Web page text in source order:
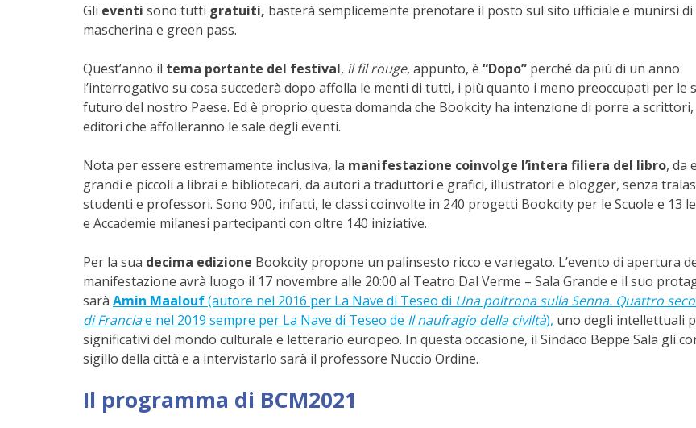
Gli eventi sono tutti gratuiti, basterà semplicemente prenotare il posto sul sito ufficiale e munirsi di
mascherina e green pass.
Quest’anno il tema portante del festival, il fil rouge, appunto, è “Dopo” perché da più di un anno
l’interrogativo su cosa succederà dopo affolla le menti di tutti, i più quanto i meno preoccupati per le
futuro del nostro Paese. Ed è proprio questa domanda che Bookcity ha intenzione di porre a
editori che affolleranno le sale degli eventi.
Nota per essere estremamente inclusiva, la manifestazione coinvolge l’intera filiera del libro, da
grandi e piccoli a librai e bibliotecari, da autori a traduttori e grafici, illustratori e blogger, senza
studenti e professori. Sono 900, infatti, le classi coinvolte in 240 progetti Bookcity per le Scuole e 13
e Accademie milanesi partecipanti con oltre 140 iniziative.
Per la sua decima edizione Bookcity propone un palinsesto ricco e variegato. L’evento di apertura
manifestazione avrà luogo il 17 novembre alle 20:00 al Teatro Dal Verme – Sala Grande e il suo
sarà Amin Maalouf(autore nel 2016 per La Nave di Teseo di Una poltrona sulla Senna. Quattro
di Franciae nel 2019 sempre per La Nave di Teseo de Il naufragio della civiltà), uno degli intellettuali
significativi del mondo culturale e letterario europeo. In questa occasione, il Sindaco Beppe Sala gli
sigillo della città e a intervistarlo sarà il professore Nuccio Ordine.
Il programma di BCM2021